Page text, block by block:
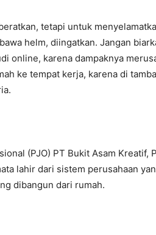
tetapi untuk
helm, diingatkan. Jangan
online, karena dampaknya
ke tempat kerja, karena di
(PJO) PT Bukit Asam Kreatif,
lahir dari sistem perusahaan
dibangun dari rumah.